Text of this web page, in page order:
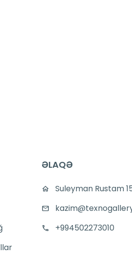
ƏLAQƏ
Suleyman Rustam
+994502273010